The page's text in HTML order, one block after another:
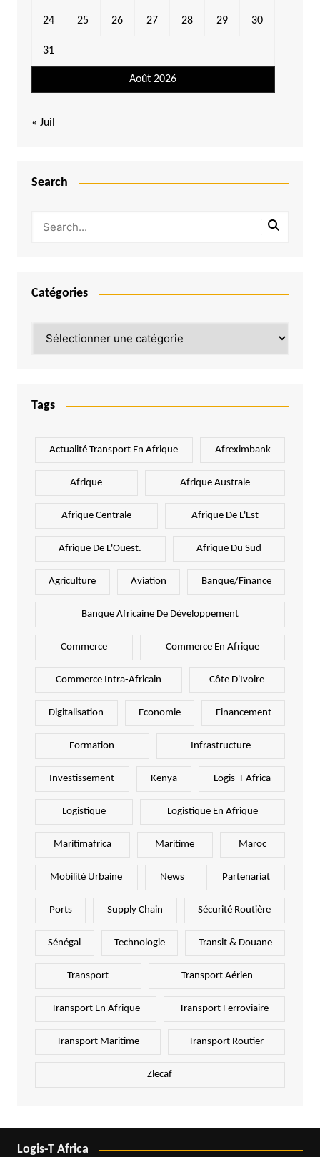
Août 2026
24 25 26 27 28 29 30
31
« Juil
Search
Catégories
Tags
Actualité Transport En Afrique Afreximbank
Afrique Afrique Australe
Afrique Centrale Afrique De L'Est
Afrique De L'Ouest. Afrique Du Sud
Agriculture Aviation Banque/Finance
Banque Africaine De Développement
Commerce Commerce En Afrique
Commerce Intra-Africain Côte D'Ivoire
Digitalisation Economie Financement
Formation Infrastructure
Investissement Kenya Logis-T Africa
Logistique Logistique En Afrique
Maritimafrica Maritime Maroc
Mobilité Urbaine News Partenariat
Ports Supply Chain Sécurité Routière
Sénégal Technologie Transit & Douane
Transport Transport Aérien
Transport En Afrique Transport Ferroviaire
Transport Maritime Transport Routier
Zlecaf
Logis-T Africa